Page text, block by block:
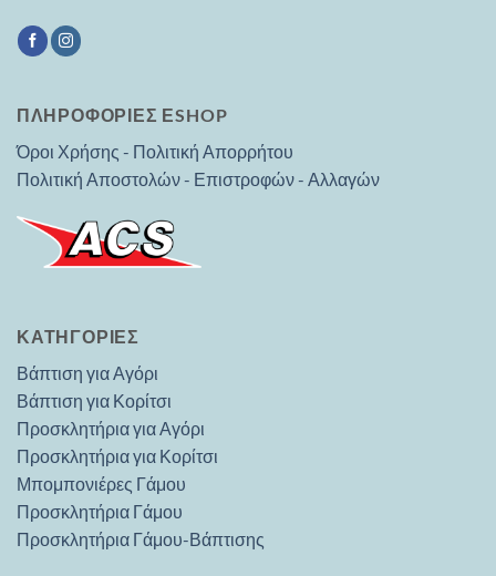
ΠΛΗΡΟΦΟΡΙΕΣ ΕSHOP
Όροι Χρήσης - Πολιτική Απορρήτου
Πολιτική Αποστολών - Επιστροφών - Αλλαγών
ΚΑΤΗΓΟΡΊΕΣ
Βάπτιση για Αγόρι
Βάπτιση για Κορίτσι
Προσκλητήρια για Αγόρι
Προσκλητήρια για Κορίτσι
Μπομπονιέρες Γάμου
Προσκλητήρια Γάμου
Προσκλητήρια Γάμου-Βάπτισης